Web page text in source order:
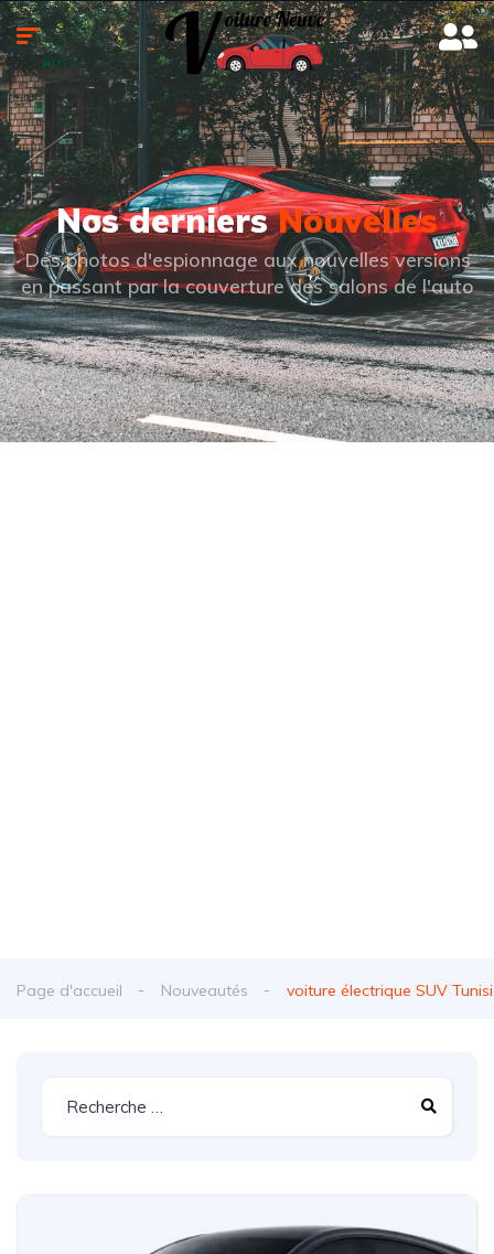
Nos derniersNouvelles
Des photos d'espionnage aux nouvelles versions
en passant par la couverture des salons de l'auto
Page d'accueil Nouveautés voiture électrique SUV